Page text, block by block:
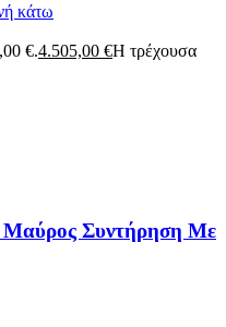
κάτω
€.4.505,00 €Η τρέχουσα
Μαύρος Συντήρηση Με